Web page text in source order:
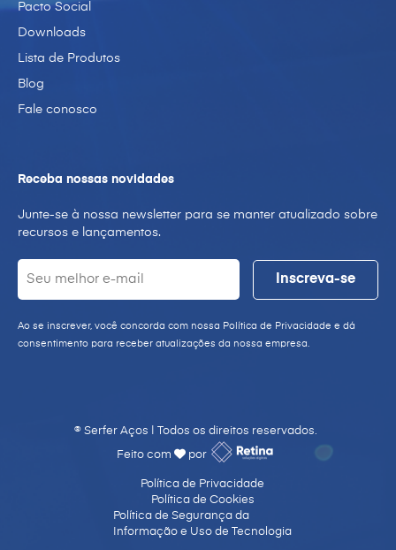
Pacto Social
Downloads
Lista de Produtos
Blog
Fale conosco
Receba nossas novidades
Junte-se à nossa newsletter para se manter atualizado sobre
recursos e lançamentos.
Ao se inscrever, você concorda com nossa Política de Privacidade e dá
consentimento para receber atualizações da nossa empresa.
® Serfer Aços | Todos os direitos reservados.
Feito com por
Política de Privacidade
Política de Cookies
Política de Segurança da
Informação e Uso de Tecnologia